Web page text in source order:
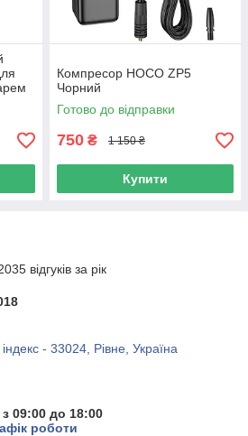
Компресор HOCO ZP5
Чорний
Готово до відправки
750 ₴ 1 150 ₴
Купити
відгуків за рік
- 33024, Рівне, Україна
09:00 до 18:00
роботи